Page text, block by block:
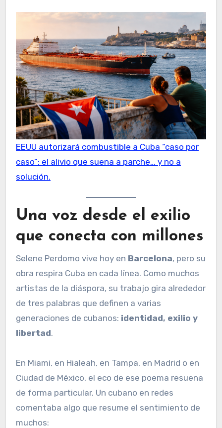
EEUU autorizará combustible a Cuba “caso por
caso”: el alivio que suena a parche… y no a
solución.
Una voz desde el exilio
que conecta con millones
Selene Perdomo vive hoy en Barcelona, pero su
obra respira Cuba en cada línea. Como muchos
artistas de la diáspora, su trabajo gira alrededor
de tres palabras que definen a varias
generaciones de cubanos: identidad, exilio y
libertad.
En Miami, en Hialeah, en Tampa, en Madrid o en
Ciudad de México, el eco de ese poema resuena
de forma particular. Un cubano en redes
comentaba algo que resume el sentimiento de
muchos: